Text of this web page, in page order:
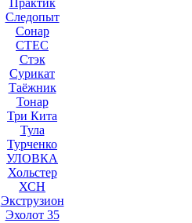
Практик
Следопыт
Сонар
СТЕС
Стэк
Сурикат
Таёжник
Тонар
Три Кита
Тула
Турченко
УЛОВКА
Хольстер
ХСН
Экструзион
Эхолот 35